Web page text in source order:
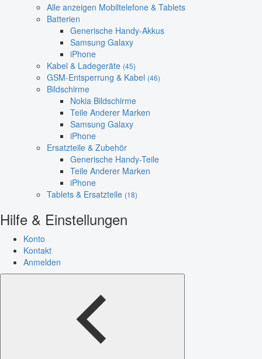
Alle anzeigen Mobiltelefone & Tablets
Batterien
Generische Handy-Akkus
Samsung Galaxy
iPhone
Kabel & Ladegeräte (45)
GSM-Entsperrung & Kabel (46)
Bildschirme
Nokia Bildschirme
Teile Anderer Marken
Samsung Galaxy
iPhone
Ersatzteile & Zubehör
Generische Handy-Teile
Teile Anderer Marken
iPhone
Tablets & Ersatzteile (18)
Hilfe & Einstellungen
Konto
Kontakt
Anmelden